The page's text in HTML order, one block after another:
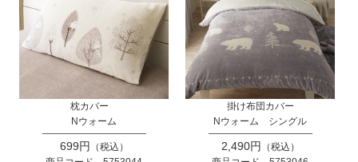
枕カバー
Nウォーム
699円
（税込）
掛け布団カバー
Nウォーム シングル
2,490円
（税込）